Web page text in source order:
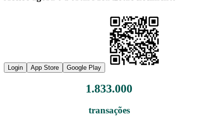
Login App Store Google Play
1.833.000
transações